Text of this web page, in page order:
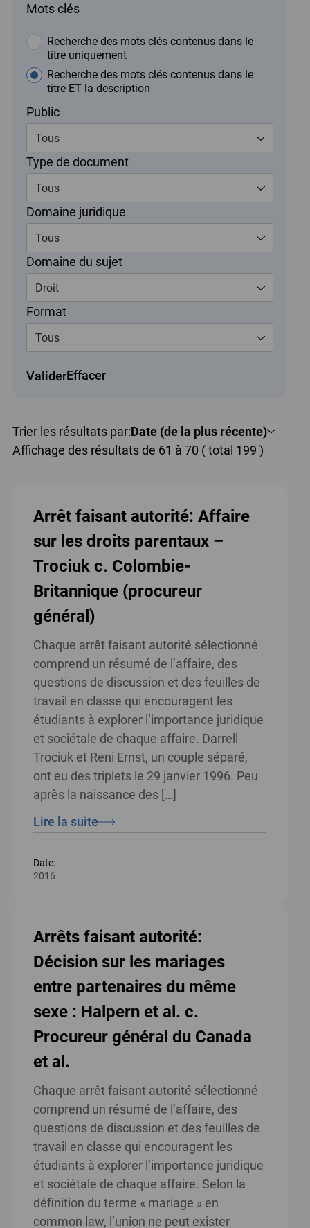
Mots clés
Recherche des mots clés contenus dans le
titre uniquement
Recherche des mots clés contenus dans le
titre ET la description
Public
Tous
Type de document
Tous
Domaine juridique
Tous
Domaine du sujet
Droit
Format
Tous
ValiderEffacer
Affichage des résultats de 61 à 70 ( total 199 )
Trier les résultats par:Date (de la plus récente)
Arrêt faisant autorité: Affaire
sur les droits parentaux –
Trociuk c. Colombie-
Britannique (procureur
général)
Chaque arrêt faisant autorité sélectionné
comprend un résumé de l’affaire, des
questions de discussion et des feuilles de
travail en classe qui encouragent les
étudiants à explorer l’importance juridique
et sociétale de chaque affaire. Darrell
Trociuk et Reni Ernst, un couple séparé,
ont eu des triplets le 29 janvier 1996. Peu
après la naissance des […]
Lire la suite
Date:
2016
Arrêts faisant autorité:
Décision sur les mariages
entre partenaires du même
sexe : Halpern et al. c.
Procureur général du Canada
et al.
Chaque arrêt faisant autorité sélectionné
comprend un résumé de l’affaire, des
questions de discussion et des feuilles de
travail en classe qui encouragent les
étudiants à explorer l’importance juridique
et sociétale de chaque affaire. Selon la
définition du terme « mariage » en
common law, l’union ne peut exister